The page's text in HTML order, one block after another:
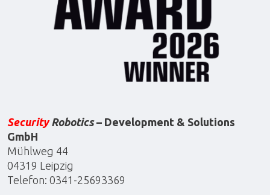
SecurityRobotics– Development & Solutions
GmbH
Mühlweg 44
04319 Leipzig
Telefon: 0341-25693369